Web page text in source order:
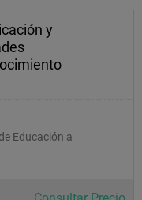
y
Educación a